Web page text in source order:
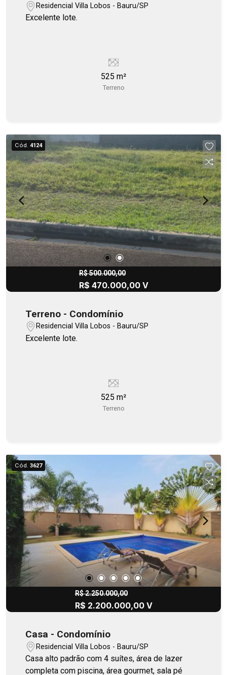
Residencial Villa Lobos - Bauru/SP
Excelente lote.
525 m²
Terreno
Cód. 4124
R$ 500.000,00
R$ 470.000,00 V
Terreno - Condomínio
Residencial Villa Lobos - Bauru/SP
Excelente lote.
525 m²
Terreno
Cód. 3627
R$ 2.250.000,00
R$ 2.200.000,00 V
Casa - Condomínio
Residencial Villa Lobos - Bauru/SP
Casa alto padrão com 4 suítes, área de lazer
completa com piscina, área gourmet, sala pé